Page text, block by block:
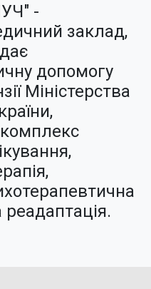
-
заклад,
допомогу
Міністерства
реадаптація.